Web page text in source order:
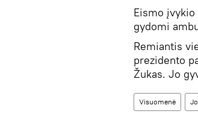
Eismo
gydomi
Remiantis
prezidento
Žukas. Jo
Visuomenė